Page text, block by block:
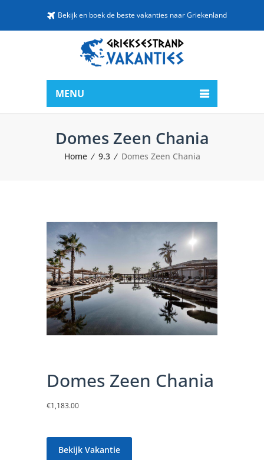
Bekijk en boek de beste vakanties naar Griekenland
MENU
Domes Zeen Chania
Home 9.3 Domes Zeen Chania
Domes Zeen Chania
€1,183.00
Bekijk Vakantie